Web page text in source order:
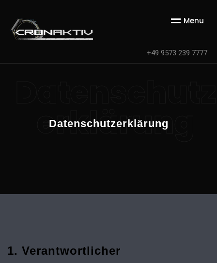
+49 9573 239 7777
Menu
erklärung
Datenschutzerklärung
1. Verantwortlicher